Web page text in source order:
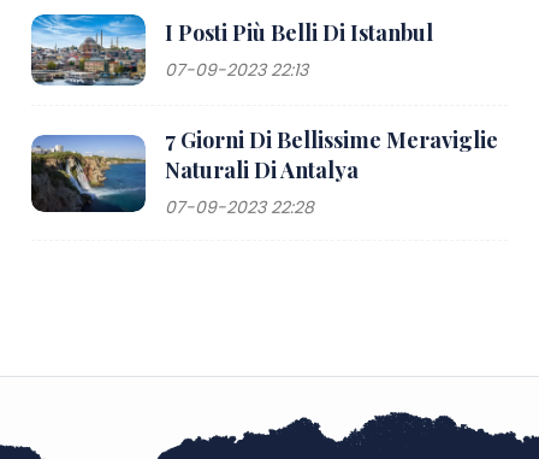
I Posti Più Belli Di Istanbul
07-09-2023 22:13
7 Giorni Di Bellissime Meraviglie
Naturali Di Antalya
07-09-2023 22:28